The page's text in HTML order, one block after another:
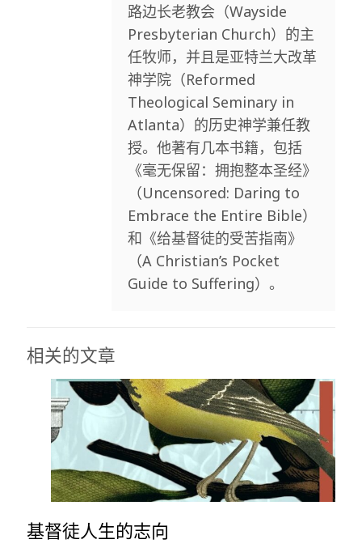
路边长老教会（Wayside
Presbyterian Church）的主
任牧师，并且是亚特兰大改革
神学院（Reformed
Theological Seminary in
Atlanta）的历史神学兼任教
授。他著有几本书籍，包括
《毫无保留：拥抱整本圣经》
（Uncensored: Daring to
Embrace the Entire Bible）
和《给基督徒的受苦指南》
（A Christian’s Pocket
Guide to Suffering）。
相关的文章
基督徒人生的志向